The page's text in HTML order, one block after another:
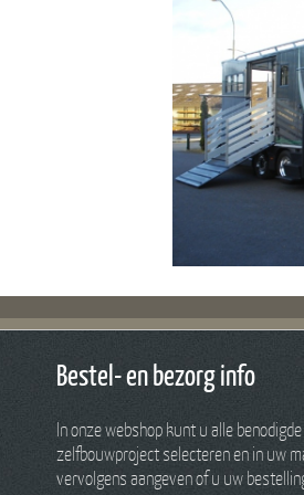
Bestel- en bezorg info
In onze webshop kunt u alle
zelfbouwproject selecteren en in uw
vervolgens aangeven of u uw